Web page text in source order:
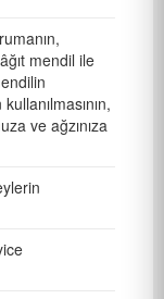
mendil ile
ve ağzınıza